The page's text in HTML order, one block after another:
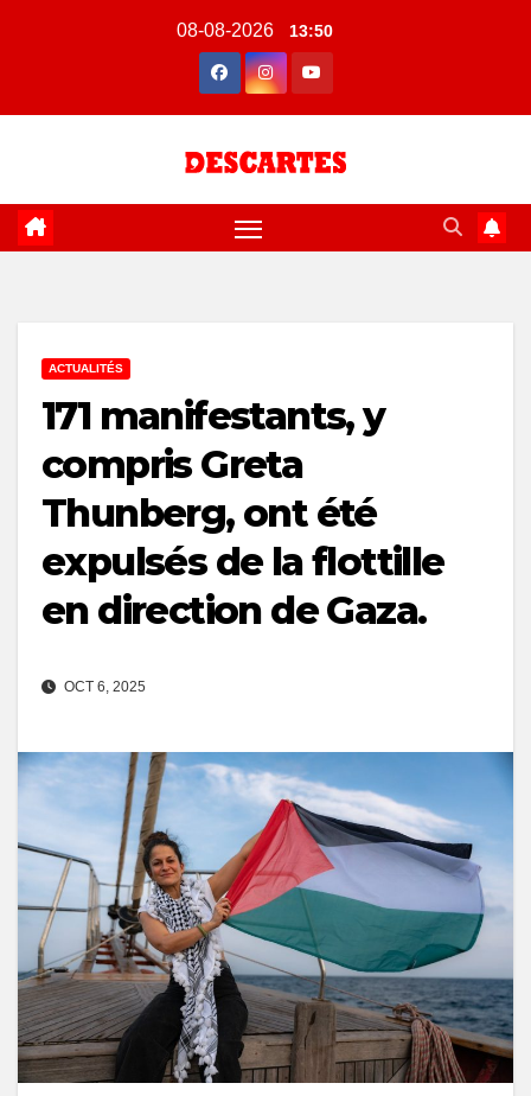
08-08-2026 13:50
ACTUALITÉS
171 manifestants, y
compris Greta
Thunberg, ont été
expulsés de la flottille
en direction de Gaza.
OCT 6, 2025